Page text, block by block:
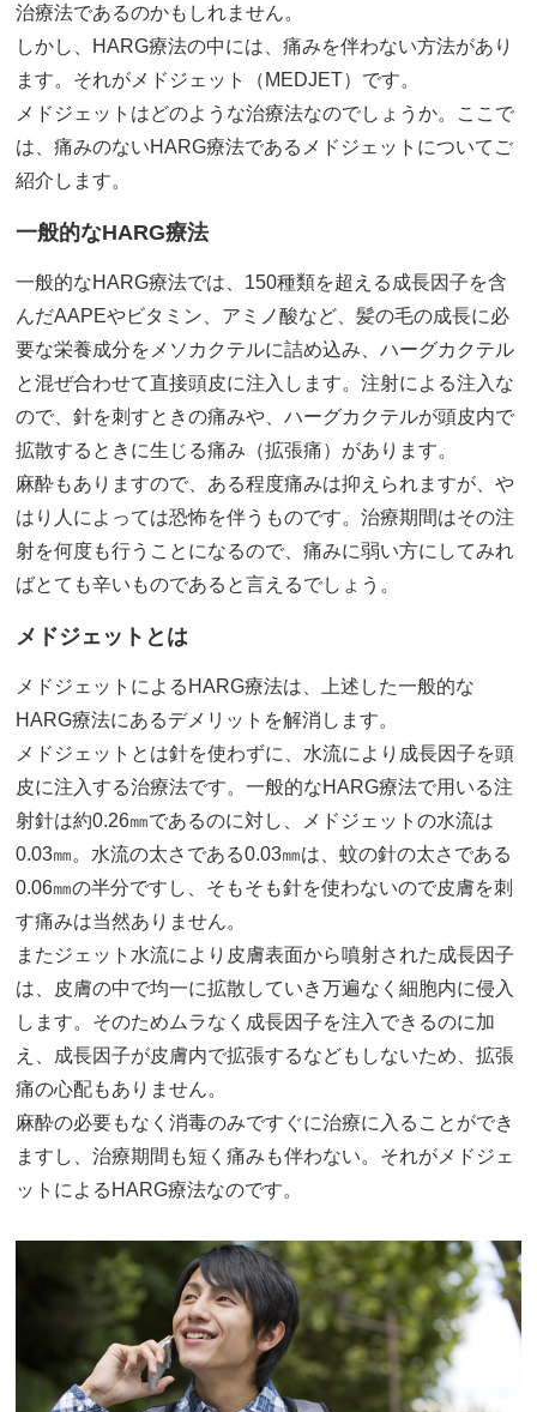
治療法であるのかもしれません。
しかし、HARG療法の中には、痛みを伴わない方法があり
ます。それがメドジェット（MEDJET）です。
メドジェットはどのような治療法なのでしょうか。ここで
は、痛みのないHARG療法であるメドジェットについてご
紹介します。
一般的なHARG療法
一般的なHARG療法では、150種類を超える成長因子を含
んだAAPEやビタミン、アミノ酸など、髪の毛の成長に必
要な栄養成分をメソカクテルに詰め込み、ハーグカクテル
と混ぜ合わせて直接頭皮に注入します。注射による注入な
ので、針を刺すときの痛みや、ハーグカクテルが頭皮内で
拡散するときに生じる痛み（拡張痛）があります。
麻酔もありますので、ある程度痛みは抑えられますが、や
はり人によっては恐怖を伴うものです。治療期間はその注
射を何度も行うことになるので、痛みに弱い方にしてみれ
ばとても辛いものであると言えるでしょう。
メドジェットとは
メドジェットによるHARG療法は、上述した一般的な
HARG療法にあるデメリットを解消します。
メドジェットとは針を使わずに、水流により成長因子を頭
皮に注入する治療法です。一般的なHARG療法で用いる注
射針は約0.26㎜であるのに対し、メドジェットの水流は
0.03㎜。水流の太さである0.03㎜は、蚊の針の太さである
0.06㎜の半分ですし、そもそも針を使わないので皮膚を刺
す痛みは当然ありません。
またジェット水流により皮膚表面から噴射された成長因子
は、皮膚の中で均一に拡散していき万遍なく細胞内に侵入
します。そのためムラなく成長因子を注入できるのに加
え、成長因子が皮膚内で拡張するなどもしないため、拡張
痛の心配もありません。
麻酔の必要もなく消毒のみですぐに治療に入ることができ
ますし、治療期間も短く痛みも伴わない。それがメドジェ
ットによるHARG療法なのです。